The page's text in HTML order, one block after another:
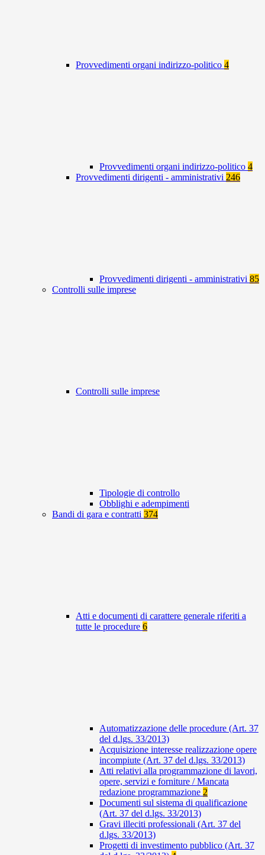
Provvedimenti organi indirizzo-politico 4
Provvedimenti organi indirizzo-politico 4
Provvedimenti dirigenti - amministrativi 246
Provvedimenti dirigenti - amministrativi 85
Controlli sulle imprese
Controlli sulle imprese
Tipologie di controllo
Obblighi e adempimenti
Bandi di gara e contratti 374
Atti e documenti di carattere generale riferiti a
tutte le procedure 6
Automatizzazione delle procedure (Art. 37
del d.lgs. 33/2013)
Acquisizione interesse realizzazione opere
incompiute (Art. 37 del d.lgs. 33/2013)
Atti relativi alla programmazione di lavori,
opere, servizi e forniture / Mancata
redazione programmazione 2
Documenti sul sistema di qualificazione
(Art. 37 del d.lgs. 33/2013)
Gravi illeciti professionali (Art. 37 del
d.lgs. 33/2013)
Progetti di investimento pubblico (Art. 37